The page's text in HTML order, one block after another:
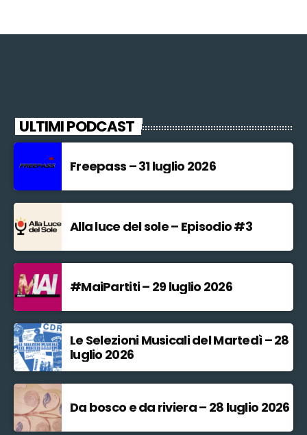
ULTIMI PODCAST
Freepass – 31 luglio 2026
Alla luce del sole – Episodio #3
#MaiPartiti – 29 luglio 2026
Le Selezioni Musicali del Martedì – 28
luglio 2026
Da bosco e da riviera – 28 luglio 2026